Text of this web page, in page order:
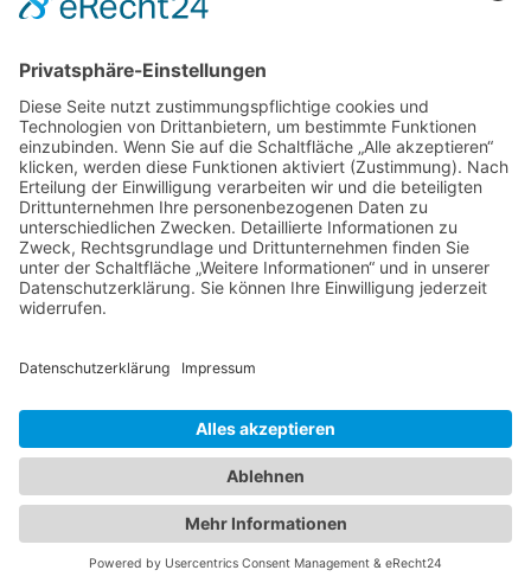
Hechler & Twachtmann Immobilien GmbH
Geschäftsführer: Tobias Gazzo
Blockener Str. 4
28816 Stuhr
Schwachhauser Heerstr. 18
28209 Bremen
Kontakt
Impressum
AGB
Immobilie verkaufen in Delmenhorst
Immobilienmakler Delmenhorst
Immobilienmakler Stuhr
Immobilienmakler Weyhe
Von Kunden
189 Bewertungen
Authentizität
Kundenbewertungen und Erfahrungen zu
Hechler & Twachtmann Immobilien GmbH
14
ProvenExpert.com
175
Bewertungen von 3
anderen Quellen
Blick aufs ProvenExpert-Profil werfen